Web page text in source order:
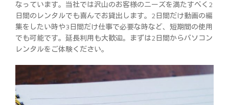
なっています。当社では沢山のお客様のニーズを満たすべく2
日間のレンタルでも喜んでお貸出します。2日間だけ動画の編
集をしたい時や3日間だけ仕事で必要な時など、短期間の使用
でも可能です。延長利用も大歓迎。まずは2日間からパソコン
レンタルをご体験ください。